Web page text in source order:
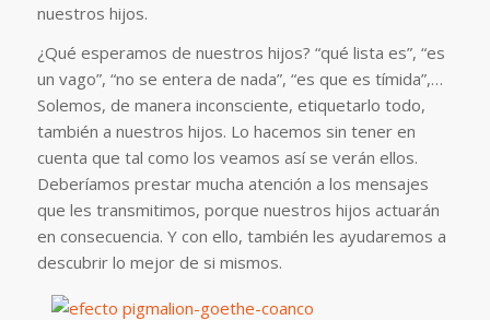
nuestros hijos.
¿Qué esperamos de nuestros hijos? “qué lista es”, “es
un vago”, “no se entera de nada”, “es que es tímida”,…
Solemos, de manera inconsciente, etiquetarlo todo,
también a nuestros hijos. Lo hacemos sin tener en
cuenta que tal como los veamos así se verán ellos.
Deberíamos prestar mucha atención a los mensajes
que les transmitimos, porque nuestros hijos actuarán
en consecuencia. Y con ello, también les ayudaremos a
descubrir lo mejor de si mismos.